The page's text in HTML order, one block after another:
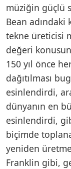
müziğin güçlü
Bean
tekne üreticisi
değeri
150 yıl önce
dağıtılması
esinlendirdi,
dünyanın en
esinlendirdi,
biçimde
yeniden
Franklin gibi,